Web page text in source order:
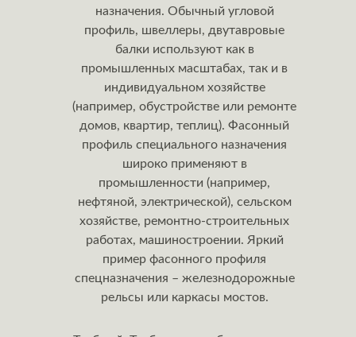
назначения. Обычный угловой
профиль, швеллеры, двутавровые
балки используют как в
промышленных масштабах, так и в
индивидуальном хозяйстве
(например, обустройстве или ремонте
домов, квартир, теплиц). Фасонный
профиль специального назначения
широко применяют в
промышленности (например,
нефтяной, электрической), сельском
хозяйстве, ремонтно-строительных
работах, машиностроении. Яркий
пример фасонного профиля
спецназначения – железнодорожные
рельсы или каркасы мостов.